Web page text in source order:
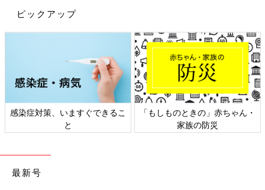
夏休み頃に七五三の衣装を選び、撮影日を予約しようかな～と思
ふと気づくと、次女の乳歯がぐらぐらしてきているではありませ
しかも、上下の前歯４本とも！！
１本くらいなら歯が抜けていても「これもまた良き思い出」だと
思えるのですが、さすがに前歯が４本無いのはちょっとかわいそ
うな気がする…。
予約をしたのでした。
ピックアップ
感染症対策、いますぐできるこ
と
「もしものときの」赤ちゃん・
家族の防災
最新号